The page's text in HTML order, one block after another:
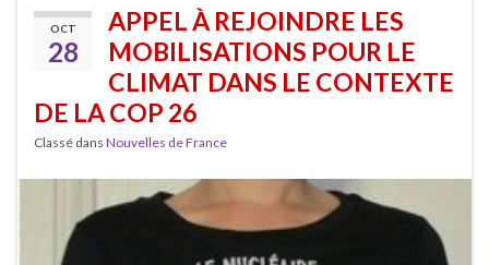
OCT
28
APPEL À REJOINDRE LES
MOBILISATIONS POUR LE
CLIMAT DANS LE CONTEXTE
DE LA COP 26
Classé dans Nouvelles de France